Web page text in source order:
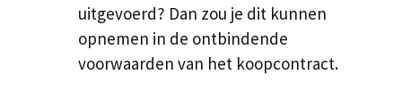
uitgevoerd? Dan zou je dit kunnen
opnemen in de ontbindende
voorwaarden van het koopcontract.